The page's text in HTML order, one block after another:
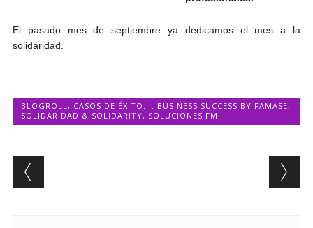
El pasado mes de septiembre ya dedicamos el mes a la
solidaridad.
BLOGROLL, CASOS DE ÉXITO.... BUSINESS SUCCESS BY FAMASE,
SOLIDARIDAD & SOLIDARITY, SOLUCIONES FM
Post navigation